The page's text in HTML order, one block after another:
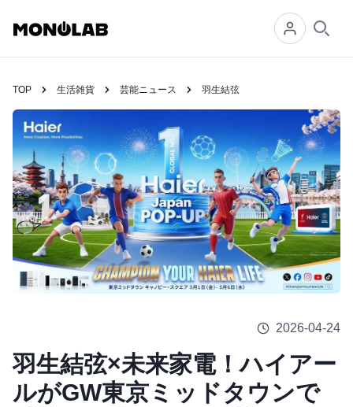
TOP 生活雑貨 芸能ニュース 羽生結弦
2026-04-24
羽生結弦×未来家電！ハイアー
ルがGW東京ミッドタウンで